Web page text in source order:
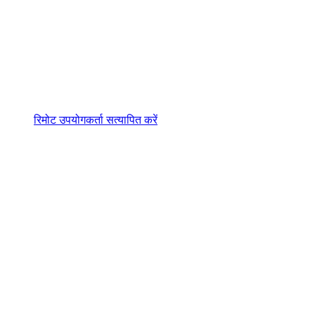
रिमोट उपयोगकर्ता सत्यापित करें